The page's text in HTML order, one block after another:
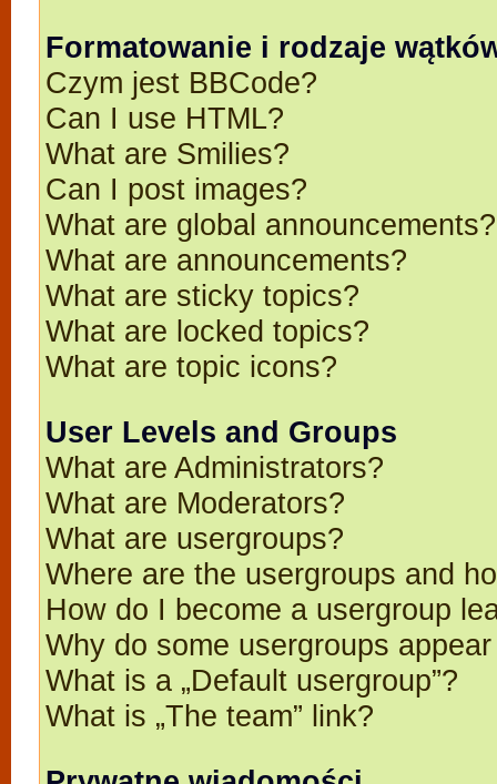
Formatowanie i rodzaje
Czym jest BBCode?
Can I use HTML?
What are Smilies?
Can I post images?
What are global announcements?
What are announcements?
What are sticky topics?
What are locked topics?
What are topic icons?
User Levels and Groups
What are Administrators?
What are Moderators?
What are usergroups?
Where are the usergroups and
How do I become a usergroup
Why do some usergroups
What is a „Default usergroup”?
What is „The team” link?